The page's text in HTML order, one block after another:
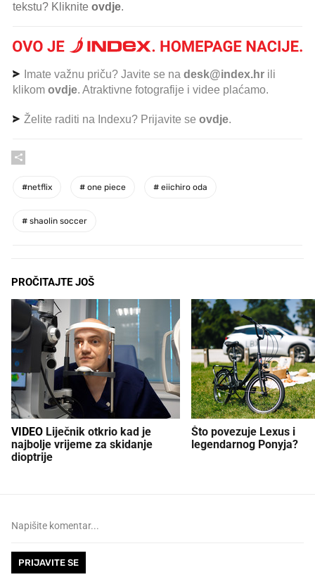
tekstu? Kliknite ovdje.
Imate važnu priču? Javite se na desk@index.hr ili
klikom ovdje. Atraktivne fotografije i videe plaćamo.
Želite raditi na Indexu? Prijavite se ovdje.
#netflix # one piece # eiichiro oda
# shaolin soccer
PROČITAJTE JOŠ
VIDEO
najbolje vrijeme za skidanje
dioptrije
Što povezuje Lexus i
legendarnog Ponyja?
PRIJAVITE SE